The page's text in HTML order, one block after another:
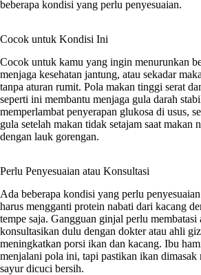
beberapa kondisi yang perlu penyesuaian.
Cocok untuk Kondisi Ini
Cocok untuk kamu yang ingin menurunkan
menjaga kesehatan jantung, atau sekadar
tanpa aturan rumit. Pola makan tinggi serat
seperti ini membantu menjaga gula darah
memperlambat penyerapan glukosa di usus,
gula setelah makan tidak setajam saat makan
dengan lauk gorengan.
Perlu Penyesuaian atau Konsultasi
Ada beberapa kondisi yang perlu
harus mengganti protein nabati dari kacang
tempe saja. Gangguan ginjal perlu membatasi
konsultasikan dulu dengan dokter atau ahli
meningkatkan porsi ikan dan kacang. Ibu
menjalani pola ini, tapi pastikan ikan dimasak
sayur dicuci bersih.